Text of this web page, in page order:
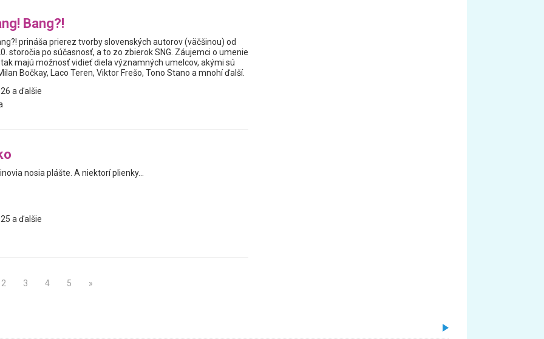
Bang?!
prináša prierez tvorby slovenských autorov (väčšinou) od
storočia po súčasnosť, a to zo zbierok SNG. Záujemci o umenie
majú možnosť vidieť diela významných umelcov, akými sú
Bočkay, Laco Teren, Viktor Frešo, Tono Stano a mnohí ďalší.
a ďalšie
nosia plášte. A niektorí plienky...
a ďalšie
2 3 4 5 »